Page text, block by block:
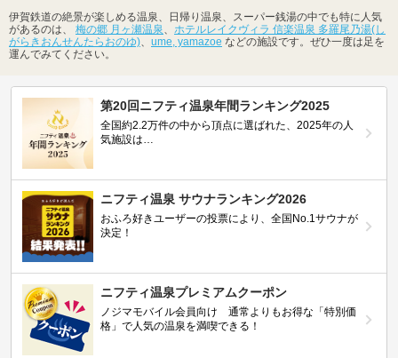
伊賀鉄道の絶景が楽しめる温泉、日帰り温泉、スーパー銭湯の中でも特に人気
があるのは、 梅の郷 月ヶ瀬温泉
ホテルレイクヴィラ 信楽温泉 多羅尾乃湯(し
がらきおんせんたらおのゆ)
ume, yamazoe などの施設です。ぜひ一度は足を
運んでみてください。
第20回ニフティ温泉年間ランキング2025
全国約2.2万件の中から頂点に選ばれた、2025年の人
気施設は…
ニフティ温泉 サウナランキング2026
おふろ好きユーザーの投票により、全国No.1サウナが
決定！
ニフティ温泉プレミアムクーポン
ノジマモバイル会員向け 通常よりもお得な「特別価
格」で人気の温泉を満喫できる！